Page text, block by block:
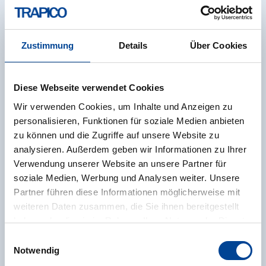
Zustimmung Details Über Cookies
Diese Webseite verwendet Cookies
Wir verwenden Cookies, um Inhalte und Anzeigen zu
personalisieren, Funktionen für soziale Medien anbieten
zu können und die Zugriffe auf unsere Website zu
analysieren. Außerdem geben wir Informationen zu Ihrer
Verwendung unserer Website an unsere Partner für
soziale Medien, Werbung und Analysen weiter. Unsere
Partner führen diese Informationen möglicherweise mit
weiteren Daten zusammen, die Sie ihnen bereitgestellt
haben oder die sie im Rahmen Ihrer Nutzung der Dienste
Weitere Informationen finden Sie in unserer
Notwendig
Mit der Nutzung der Website des Anbieters kommt
keinerlei Vertragsverhältnis zwischen dem Nutzer
und dem Anbieter zustande. Insofern ergeben sich
auch keinerlei vertragliche oder quasivertragliche
Nutzung der Website doch zu einem
Vertragsverhältnis führen sollte, gilt rein vorsorglich
nachfolgende Haftungsbeschränkung: Der Anbieter
haftet für Vorsatz und grobe Fahrlässigkeit sowie
bei Verletzung einer wesentlichen Vertragspflicht
(Kardinalpflicht). Der Anbieter haftet unter
Begrenzung auf Ersatz des bei Vertragsschluss
vorhersehbaren vertragstypischen Schadens für
eines seiner gesetzlichen Vertreter oder
Erfüllungsgehilfen beruhen. Bei leicht fahrlässiger